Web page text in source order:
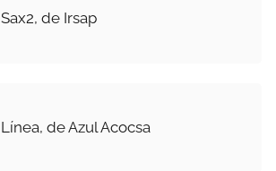
Sax2, de Irsap
Línea, de Azul Acocsa